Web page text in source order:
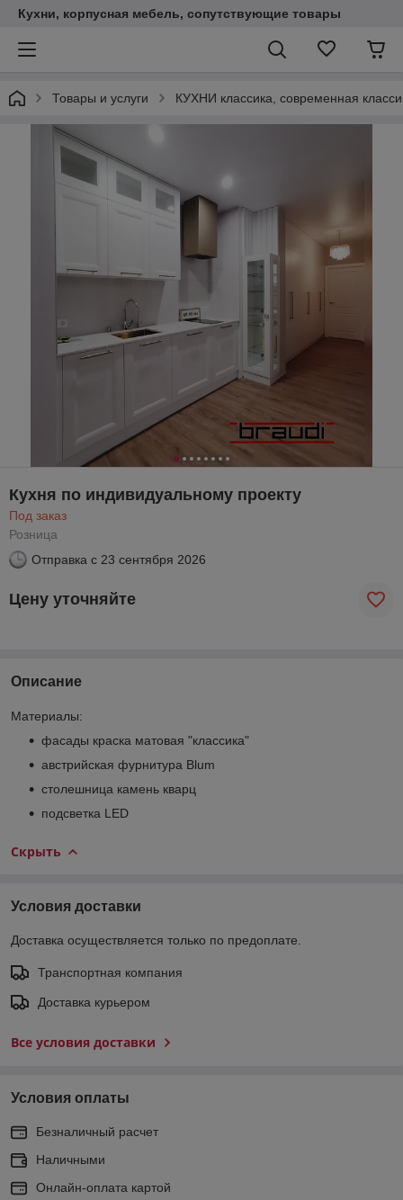
Кухни, корпусная мебель, сопутствующие товары
Товары и услуги КУХНИ классика, современная
Кухня по индивидуальному проекту
Под заказ
Розница
Отправка с 23 сентября 2026
Цену уточняйте
Описание
Материалы:
фасады краска матовая "классика"
австрийская фурнитура Blum
столешница камень кварц
подсветка LED
Скрыть
Условия доставки
Доставка осуществляется только по предоплате.
Транспортная компания
Доставка курьером
Все условия доставки
Условия оплаты
Безналичный расчет
Наличными
Онлайн-оплата картой